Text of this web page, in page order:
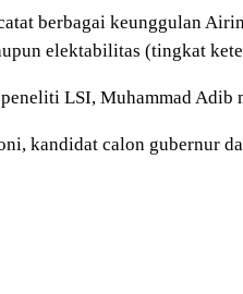
berbagai keunggulan
elektabilitas (tingkat
LSI, Muhammad
kandidat calon gubernur